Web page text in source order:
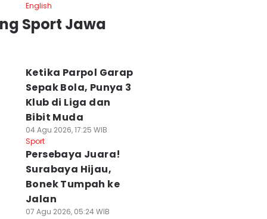
English
Sport Jawa
Ketika Parpol Garap
Sepak Bola, Punya 3
Klub di Liga dan
Bibit Muda
04 Agu 2026, 17:25 WIB
Sport
Persebaya Juara!
Surabaya Hijau,
Bonek Tumpah ke
Jalan
07 Agu 2026, 05:24 WIB